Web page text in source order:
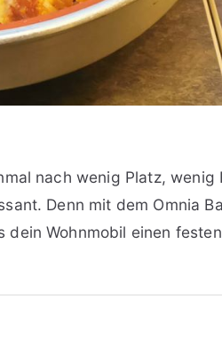
nach wenig Platz, wenig
Denn mit dem Omnia
Wohnmobil einen